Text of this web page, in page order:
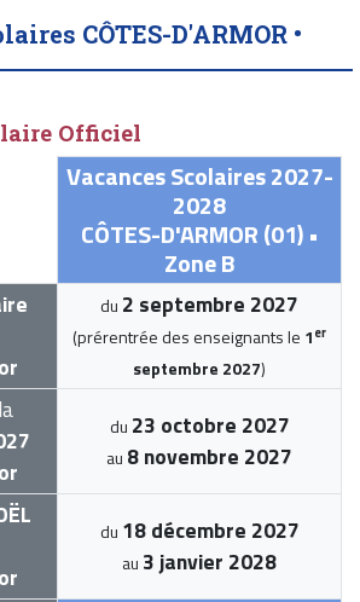
CÔTES-D'ARMOR •
Officiel
Vacances Scolaires 2027-
2028
CÔTES-D'ARMOR (01) •
Zone B
du 2 septembre 2027
(prérentrée des enseignants le 1er
septembre 2027)
du 23 octobre 2027
au 8 novembre 2027
du 18 décembre 2027
au 3 janvier 2028